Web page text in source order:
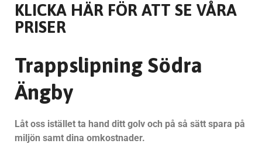
KLICKA HÄR FÖR ATT SE VÅRA
PRISER
Trappslipning Södra
Ängby
Låt oss istället ta hand ditt golv och på så sätt spara på
miljön samt dina omkostnader.